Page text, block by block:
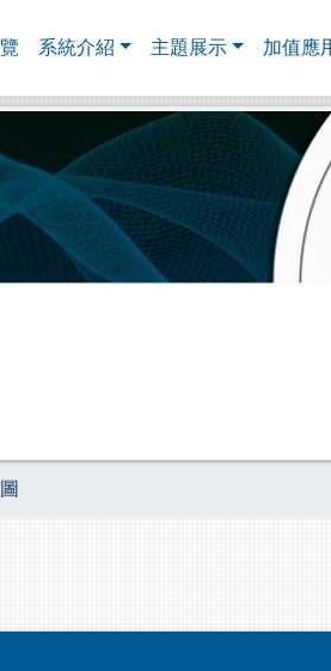
系統介紹 主題展示 加值應